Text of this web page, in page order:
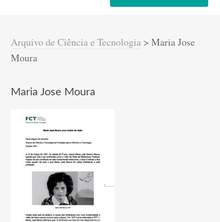
Arquivo de Ciência e Tecnologia >Maria Jose
Moura
Maria Jose Moura